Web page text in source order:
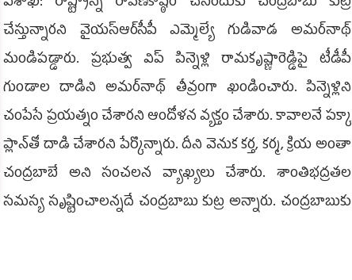
చేస్తున్నారని వైయస్‌ఆర్‌సీపీ ఎమ్మెల్యే గుడివాడ అమర్‌నాథ్‌
మండిపడ్డారు. ప్రభుత్వ విప్‌ పిన్నెళ్లి రామకృష్ణారెడ్డిపై టీడీపీ
గుండాల దాడిని అమర్‌నాథ్‌ తీవ్రంగా ఖండించారు. పిన్నెళ్లిని
చంపేసే ప్రయత్నం చేశారని ఆందోళన వ్యక్తం చేశారు. కావాలనే పక్కా
ప్లాన్‌తో దాడి చేశారని పేర్కొన్నారు. దీని వెనుక కర్త, కర్మ, క్రియ అంతా
చంద్రబాబే అని సంచలన వ్యాఖ్యలు చేశారు. శాంతిభద్రతల
సమస్య సృష్టించాలన్నదే చంద్రబాబు కుట్ర అన్నారు. చంద్రబాబుకు